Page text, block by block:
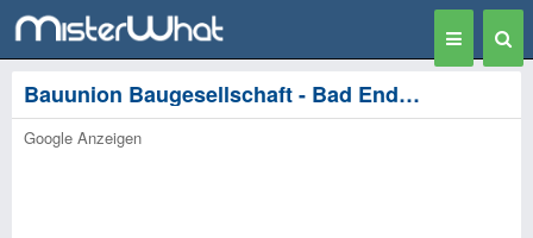
Toggle
navigation
Bauunion Baugesellschaft - Bad Endbach
Google Anzeigen